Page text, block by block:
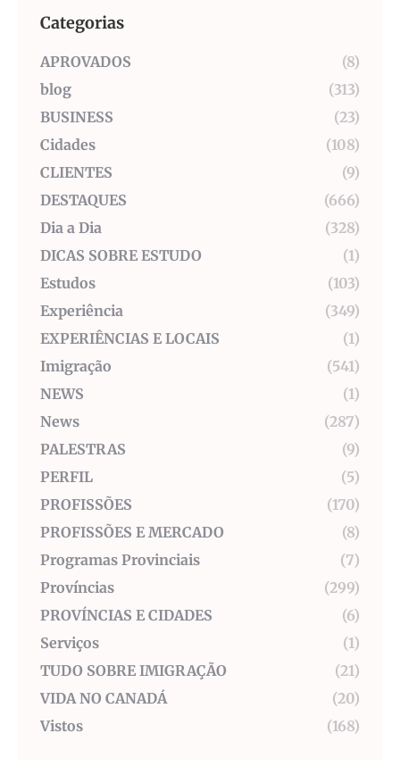
Categorias
APROVADOS
(8)
blog
(313)
BUSINESS
(23)
Cidades
(108)
CLIENTES
(9)
DESTAQUES
(666)
Dia a Dia
(328)
DICAS SOBRE ESTUDO
(1)
Estudos
(103)
Experiência
(349)
EXPERIÊNCIAS E LOCAIS
(1)
Imigração
(541)
NEWS
(1)
News
(287)
PALESTRAS
(9)
PERFIL
(5)
PROFISSÕES
(170)
PROFISSÕES E MERCADO
(8)
Programas Provinciais
(7)
Províncias
(299)
PROVÍNCIAS E CIDADES
(6)
Serviços
(1)
TUDO SOBRE IMIGRAÇÃO
(21)
VIDA NO CANADÁ
(20)
Vistos
(168)